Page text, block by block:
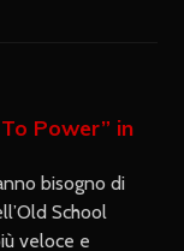
Power” in
bisogno di
School
veloce e